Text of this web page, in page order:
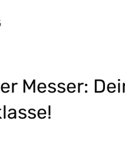
Messer: